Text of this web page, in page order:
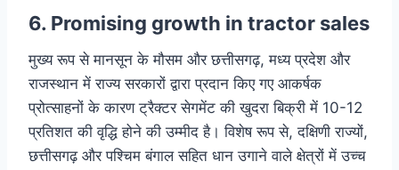
6. Promising growth in tractor sales
मुख्य रूप से मानसून के मौसम और छत्तीसगढ़, मध्य प्रदेश और
राजस्थान में राज्य सरकारों द्वारा प्रदान किए गए आकर्षक
प्रोत्साहनों के कारण ट्रैक्टर सेगमेंट की खुदरा बिक्री में 10-12
प्रतिशत की वृद्धि होने की उम्मीद है। विशेष रूप से, दक्षिणी राज्यों,
छत्तीसगढ़ और पश्चिम बंगाल सहित धान उगाने वाले क्षेत्रों में उच्च